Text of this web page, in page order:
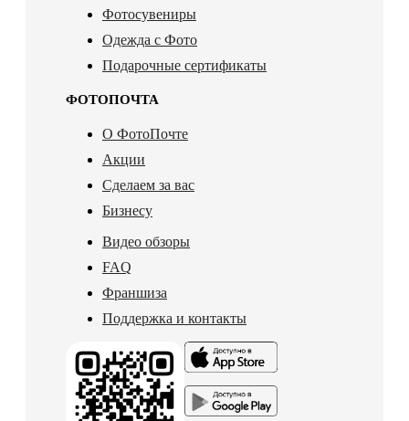
Фотосувениры
Одежда с Фото
Подарочные сертификаты
ФОТОПОЧТА
О ФотоПочте
Акции
Сделаем за вас
Бизнесу
Видео обзоры
FAQ
Франшиза
Поддержка и контакты